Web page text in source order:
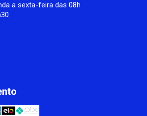
a sexta-feira das 08h